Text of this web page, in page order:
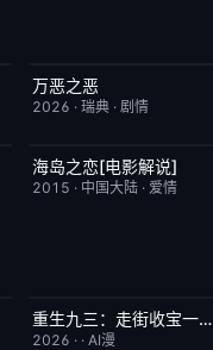
今日更新
万恶之恶
2026 ·瑞典 ·剧情
已完结
海岛之恋[电影解说]
2015 · 中国大陆 · 爱情
完结 10.0重生九三：走街收宝一路狂飙
2026 · ·AI漫